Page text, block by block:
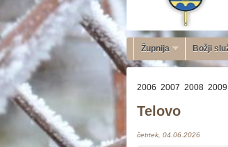
Župnija Božji
2006 2007 2008 2009
Telovo
četrtek, 04.06.2026